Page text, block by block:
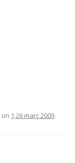
on 1,26 març 2009.